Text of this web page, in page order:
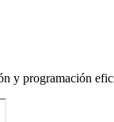
y programación